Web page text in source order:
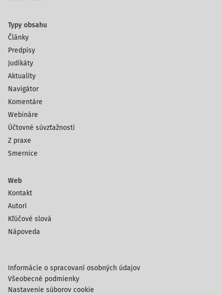
Typy obsahu
Články
Predpisy
Judikáty
Aktuality
Navigátor
Komentáre
Webináre
Účtovné súvzťažnosti
Z praxe
Smernice
Web
Kontakt
Autori
Kľúčové slová
Nápoveda
Informácie o spracovaní osobných údajov
Všeobecné podmienky
Nastavenie súborov cookie